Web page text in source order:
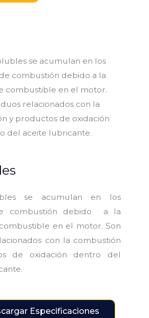
se acumulan en los
combustión debido a la
en el motor. Son
con la combustión
de oxidación dentro del
Especificaciones